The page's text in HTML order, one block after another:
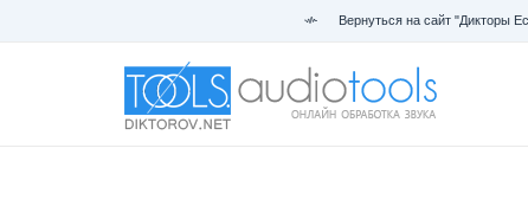
Вернуться на сайт "Дикторы